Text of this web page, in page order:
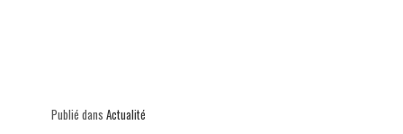
Publié dans Actualité